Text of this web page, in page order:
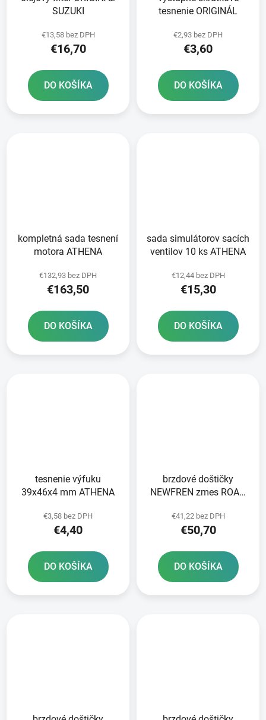
SUZUKI
€13,58 bez DPH
€16,70
DO KOŠÍKA
tesnenie ORIGINÁL
€2,93 bez DPH
€3,60
DO KOŠÍKA
kompletná sada tesnení
motora ATHENA
€132,93 bez DPH
€163,50
DO KOŠÍKA
sada simulátorov sacích
ventilov 10 ks ATHENA
€12,44 bez DPH
€15,30
DO KOŠÍKA
tesnenie výfuku
39x46x4 mm ATHENA
€3,58 bez DPH
€4,40
DO KOŠÍKA
brzdové doštičky
NEWFREN zmes ROAD
v balení
€41,22 bez DPH
€50,70
DO KOŠÍKA